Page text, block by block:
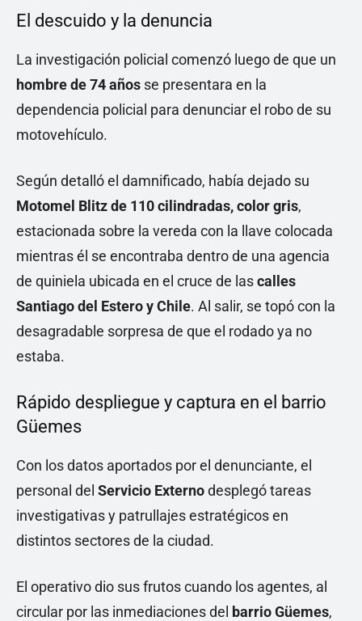
El descuido y la denuncia
La investigación policial comenzó luego de que un
hombre de 74 años se presentara en la
dependencia policial para denunciar el robo de su
motovehículo.
Según detalló el damnificado, había dejado su
Motomel Blitz de 110 cilindradas, color gris,
estacionada sobre la vereda con la llave colocada
mientras él se encontraba dentro de una agencia
de quiniela ubicada en el cruce de lascalles
Santiago del Estero y Chile. Al salir, se topó con la
desagradable sorpresa de que el rodado ya no
estaba.
Rápido despliegue y captura en el barrio
Güemes
Con los datos aportados por el denunciante, el
personal del Servicio Externodesplegó tareas
investigativas y patrullajes estratégicos en
distintos sectores de la ciudad.
El operativo dio sus frutos cuando los agentes, al
circular por las inmediaciones del barrio Güemes,